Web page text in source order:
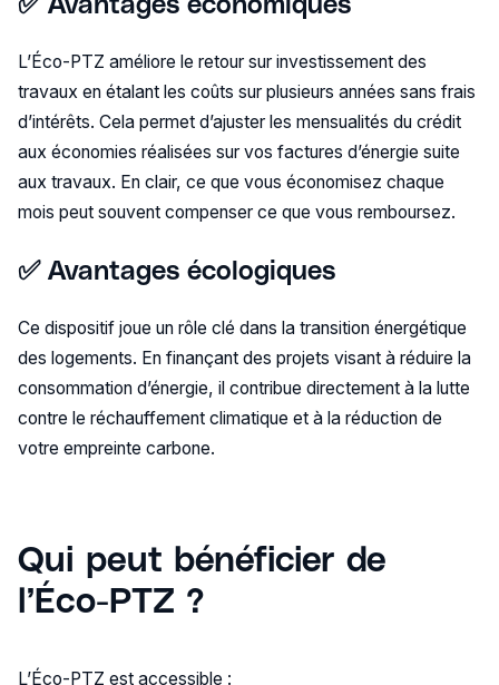
L’Éco-PTZ améliore le retour sur investissement des
travaux en étalant les coûts sur plusieurs années sans frais
d’intérêts. Cela permet d’ajuster les mensualités du crédit
aux économies réalisées sur vos factures d’énergie suite
aux travaux. En clair, ce que vous économisez chaque
mois peut souvent compenser ce que vous remboursez.
✅ Avantages écologiques
Ce dispositif joue un rôle clé dans la transition énergétique
des logements. En finançant des projets visant à réduire la
consommation d’énergie, il contribue directement à la lutte
contre le réchauffement climatique et à la réduction de
votre empreinte carbone.
Qui peut bénéficier de
l’Éco-PTZ ?
L’Éco-PTZ est accessible :